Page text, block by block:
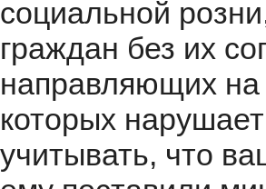
социальной
граждан без их
направляющих
которых
учитывать, что